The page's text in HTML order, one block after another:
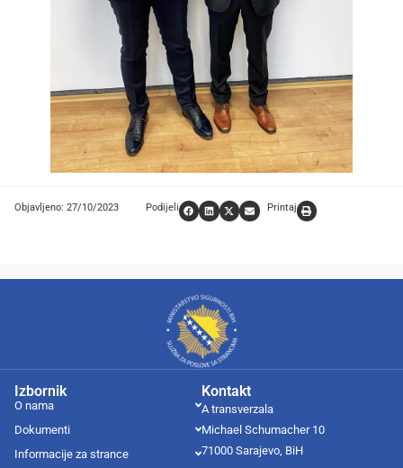
Objavljeno: 27/10/2023 Podijeli Printaj
Kontakt
A transverzala
Michael Schumacher 10
71000 Sarajevo, BiH
Izbornik
O nama
Dokumenti
Informacije za strance